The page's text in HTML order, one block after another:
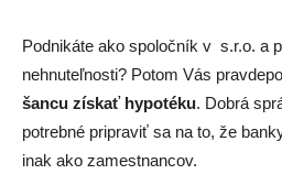
Podnikáte ako spoločník v s.r.o. a
nehnuteľnosti? Potom Vás
šancu získať hypotéku. Dobrá
potrebné pripraviť sa na to, že
inak ako zamestnancov.